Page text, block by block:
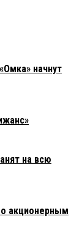
начнут
на всю
акционерным